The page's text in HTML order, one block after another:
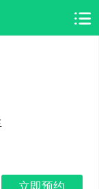
立即预约